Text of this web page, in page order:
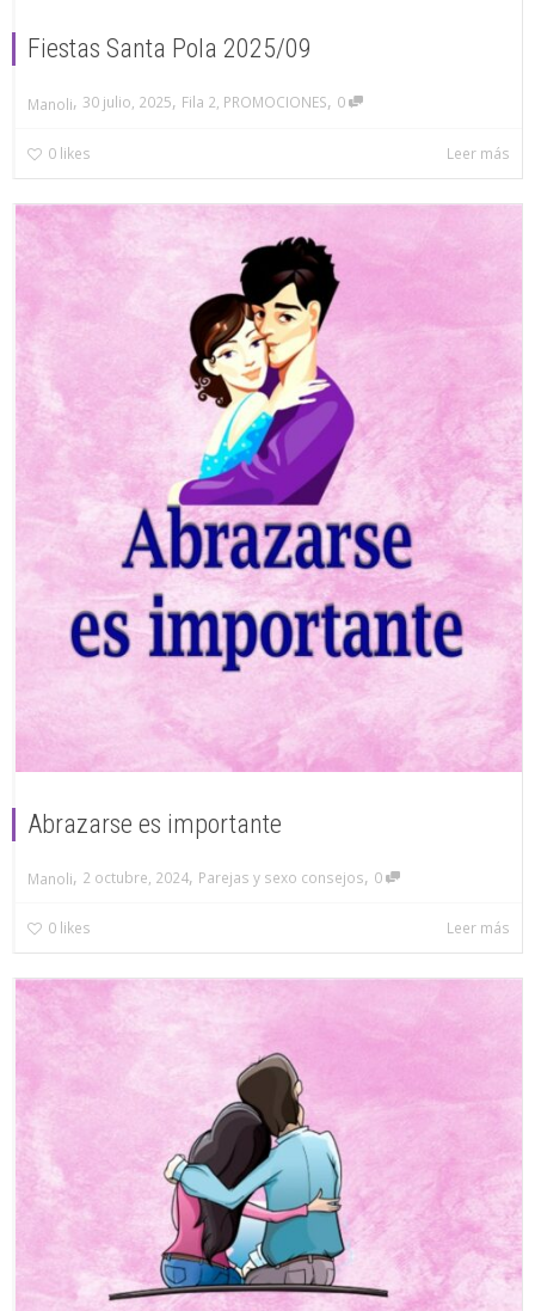
Fiestas Santa Pola 2025/09
Manoli, 30 julio, 2025, Fila 2, PROMOCIONES, 0
0 likes Leer más
Abrazarse es importante
Manoli, 2 octubre, 2024, Parejas y sexo consejos, 0
0 likes Leer más